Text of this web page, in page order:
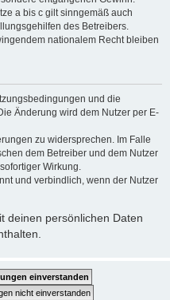
a bis c gilt sinngemäß auch
des Betreibers.
nationalem Recht bleiben
und die
Änderung wird dem Nutzer per E-
zu widersprechen. Im Falle
dem Betreiber und dem Nutzer
Wirkung.
und verbindlich, wenn der Nutzer
deinen persönlichen Daten